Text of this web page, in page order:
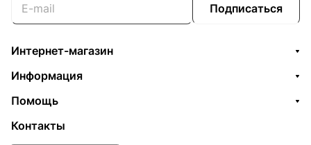
Подписаться
Интернет-магазин
Информация
Помощь
Контакты